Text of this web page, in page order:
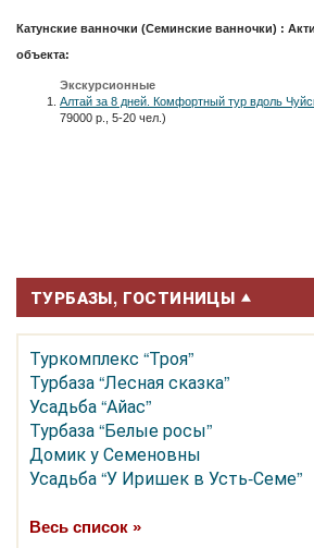
Катунские ванночки (Семинские ванночки) :
объекта:
Экскурсионные
Алтай за 8 дней. Комфортный тур вдоль
79000 р., 5-20 чел.)
ТУРБАЗЫ, ГОСТИНИЦЫ
Туркомплекс “Троя”
Турбаза “Лесная сказка”
Усадьба “Айас”
Турбаза “Белые росы”
Домик у Семеновны
Усадьба “У Иришек в Усть-Семе”
Весь список »